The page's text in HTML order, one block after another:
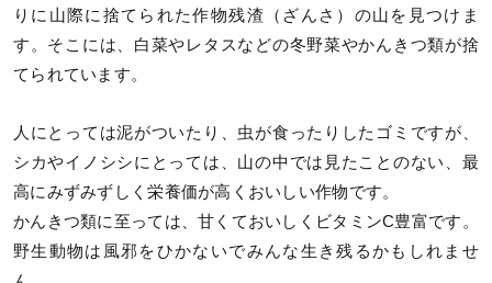
りに山際に捨てられた作物残渣（ざんさ）の山を見つけま
す。そこには、白菜やレタスなどの冬野菜やかんきつ類が捨
てられています。
人にとっては泥がついたり、虫が食ったりしたゴミですが、
シカやイノシシにとっては、山の中では見たことのない、最
高にみずみずしく栄養価が高くおいしい作物です。
かんきつ類に至っては、甘くておいしくビタミンC豊富です。
野生動物は風邪をひかないでみんな生き残るかもしれませ